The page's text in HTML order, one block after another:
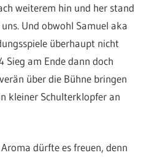
weiterem hin und her stand
Und obwohl Samuel aka
überhaupt nicht
Sieg am Ende dann doch
über die Bühne bringen
kleiner Schulterklopfer an
dürfte es freuen, denn